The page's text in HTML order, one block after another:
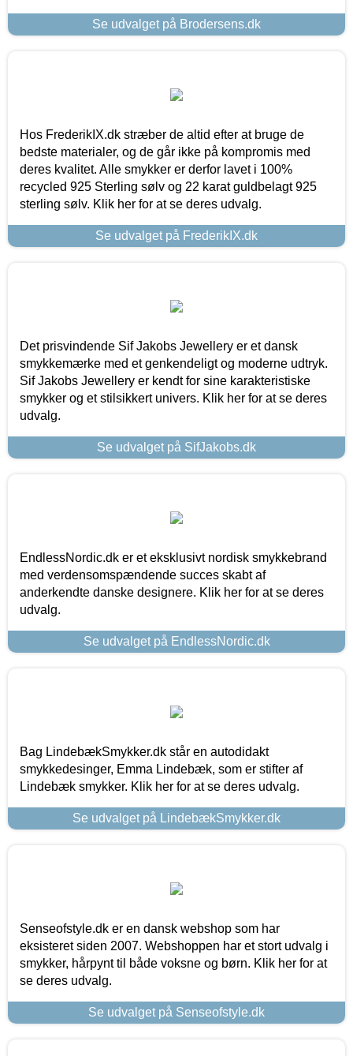
Se udvalget på Brodersens.dk
Hos FrederikIX.dk stræber de altid efter at bruge de
bedste materialer, og de går ikke på kompromis med
deres kvalitet. Alle smykker er derfor lavet i 100%
recycled 925 Sterling sølv og 22 karat guldbelagt 925
sterling sølv. Klik her for at se deres udvalg.
Se udvalget på FrederikIX.dk
Det prisvindende Sif Jakobs Jewellery er et dansk
smykkemærke med et genkendeligt og moderne udtryk.
Sif Jakobs Jewellery er kendt for sine karakteristiske
smykker og et stilsikkert univers. Klik her for at se deres
udvalg.
Se udvalget på SifJakobs.dk
EndlessNordic.dk er et eksklusivt nordisk smykkebrand
med verdensomspændende succes skabt af
anderkendte danske designere. Klik her for at se deres
udvalg.
Se udvalget på EndlessNordic.dk
Bag LindebækSmykker.dk står en autodidakt
smykkedesinger, Emma Lindebæk, som er stifter af
Lindebæk smykker. Klik her for at se deres udvalg.
Se udvalget på LindebækSmykker.dk
Senseofstyle.dk er en dansk webshop som har
eksisteret siden 2007. Webshoppen har et stort udvalg i
smykker, hårpynt til både voksne og børn. Klik her for at
se deres udvalg.
Se udvalget på Senseofstyle.dk